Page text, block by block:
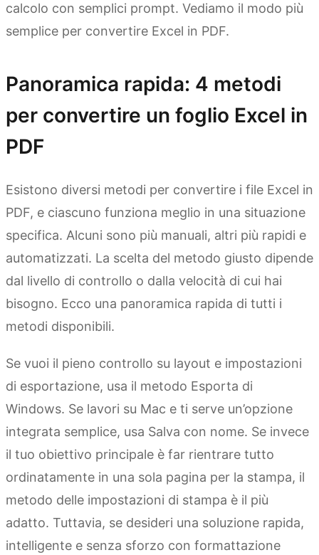
calcolo con semplici prompt. Vediamo il modo più
semplice per convertire Excel in PDF.
Panoramica rapida: 4 metodi
per convertire un foglio Excel in
PDF
Esistono diversi metodi per convertire i file Excel in
PDF, e ciascuno funziona meglio in una situazione
specifica. Alcuni sono più manuali, altri più rapidi e
automatizzati. La scelta del metodo giusto dipende
dal livello di controllo o dalla velocità di cui hai
bisogno. Ecco una panoramica rapida di tutti i
metodi disponibili.
Se vuoi il pieno controllo su layout e impostazioni
di esportazione, usa il metodo Esporta di
Windows. Se lavori su Mac e ti serve un’opzione
integrata semplice, usa Salva con nome. Se invece
il tuo obiettivo principale è far rientrare tutto
ordinatamente in una sola pagina per la stampa, il
metodo delle impostazioni di stampa è il più
adatto. Tuttavia, se desideri una soluzione rapida,
intelligente e senza sforzo con formattazione